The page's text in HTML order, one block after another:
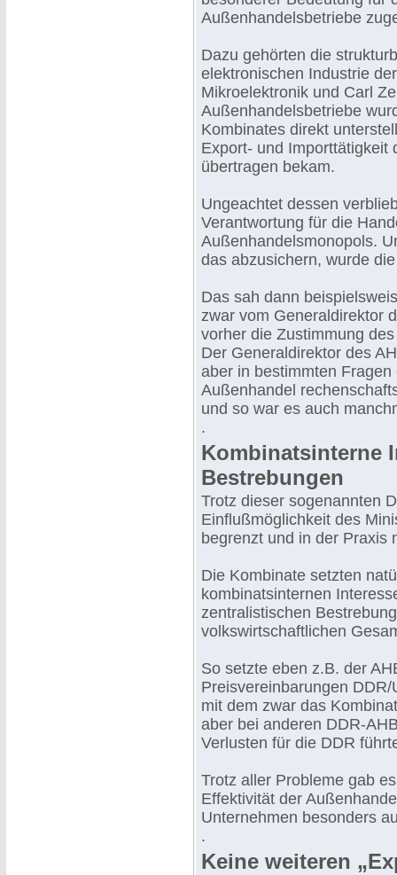
Außenhandelsbetriebe
Dazu gehörten die
elektronischen Industrie
Mikroelektronik und Carl
Außenhandelsbetriebe
Kombinates direkt
Export- und Importtätigkeit
übertragen bekam.
Ungeachtet dessen
Verantwortung für die
Außenhandelsmonopols.
das abzusichern, wurde
Das sah dann
zwar vom Generaldirektor
vorher die Zustimmung
Der Generaldirektor des
aber in bestimmten
Außenhandel
und so war es auch
.
Kombinatsinterne
Bestrebungen
Trotz dieser sogenannten
Einflußmöglichkeit des
begrenzt und in der Praxis
Die Kombinate setzten
kombinatsinternen
zentralistischen
volkswirtschaftlichen
So setzte eben z.B. der
Preisvereinbarungen
mit dem zwar das
aber bei anderen DDR-
Verlusten für die DDR
Trotz aller Probleme gab
Effektivität der
Unternehmen besonders
.
Keine weiteren